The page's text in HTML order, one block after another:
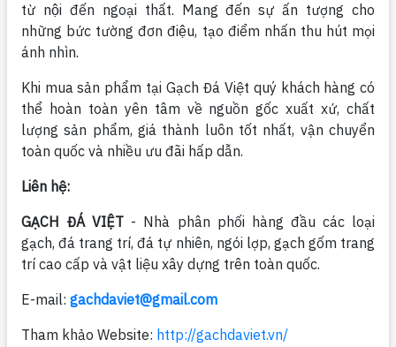
từ nội đến ngoại thất. Mang đến sự ấn tượng cho
những bức tường đơn điệu, tạo điểm nhấn thu hút mọi
ánh nhìn.
Khi mua sản phẩm tại Gạch Đá Việt quý khách hàng có
thể hoàn toàn yên tâm về nguồn gốc xuất xứ, chất
lượng sản phẩm, giá thành luôn tốt nhất, vận chuyển
toàn quốc và nhiều ưu đãi hấp dẫn.
Liên hệ:
GẠCH ĐÁ VIỆT - Nhà phân phối hàng đầu các loại
gạch, đá trang trí, đá tự nhiên, ngói lợp, gạch gốm trang
trí cao cấp và vật liệu xây dựng trên toàn quốc.
E-mail: gachdaviet@gmail.com
Tham khảo Website: http://gachdaviet.vn/